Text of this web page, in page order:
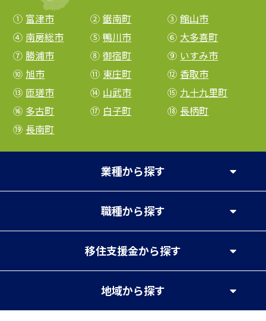
① 富津市 ② 鋸南町 ③ 館山市
④ 南房総市 ⑤ 鴨川市 ⑥ 大多喜町
⑦ 勝浦市 ⑧ 御宿町 ⑨ いすみ市
⑩ 旭市 ⑪ 東庄町 ⑫ 香取市
⑬ 匝瑳市 ⑭ 山武市 ⑮ 九十九里町
⑯ 多古町 ⑰ 白子町 ⑱ 長柄町
⑲ 長南町
業種から探す
職種から探す
移住支援金から探す
地域から探す